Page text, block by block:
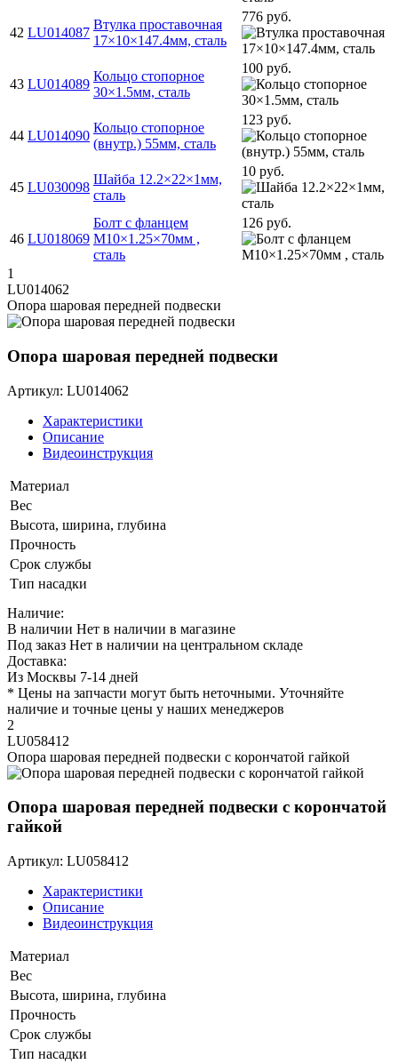
42 LU014087
Втулка проставочная
17×10×147.4мм, сталь
776 руб.
43 LU014089
Кольцо стопорное
30×1.5мм, сталь
100 руб.
44 LU014090
Кольцо стопорное
(внутр.) 55мм, сталь
123 руб.
45 LU030098
Шайба 12.2×22×1мм,
сталь
10 руб.
46 LU018069
Болт с фланцем
M10×1.25×70мм ,
сталь
126 руб.
1
LU014062
Опора шаровая передней подвески
Опора шаровая передней подвески
Артикул: LU014062
Характеристики
Описание
Видеоинструкция
Материал
Вес
Высота, ширина, глубина
Прочность
Срок службы
Тип насадки
Наличие:
В наличии Нет в наличии в магазине
Под заказ Нет в наличии на центральном складе
Доставка:
Из Москвы 7-14 дней
* Цены на запчасти могут быть неточными. Уточняйте
наличие и точные цены у наших менеджеров
2
LU058412
Опора шаровая передней подвески с корончатой гайкой
Опора шаровая передней подвески с корончатой
гайкой
Артикул: LU058412
Характеристики
Описание
Видеоинструкция
Материал
Вес
Высота, ширина, глубина
Прочность
Срок службы
Тип насадки